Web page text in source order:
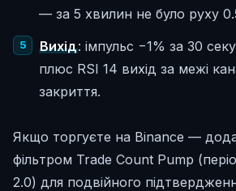
— за 5 хвилин не було руху
Вихід: імпульс −1% за 30
плюс RSI 14 вихід за межі
закриття.
Якщо торгуєте на Binance —
фільтром Trade Count Pump
2.0) для подвійного